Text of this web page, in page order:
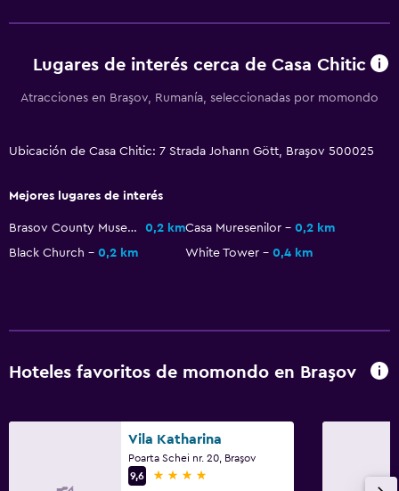
Lugares de interés cerca de Casa Chitic
Atracciones en Braşov, Rumanía, seleccionadas por momondo
Ubicación de Casa Chitic: 7 Strada Johann Gött, Braşov 500025
Mejores lugares de interés
Brasov County Museum of History 0,2 kmCasa Muresenilor
0,2 km
Black Church
0,2 km White Tower 0,4 km
Hoteles favoritos de momondo en Braşov
Vila Katharina
Poarta Schei nr. 20, Braşov
9,6
4 estrellas